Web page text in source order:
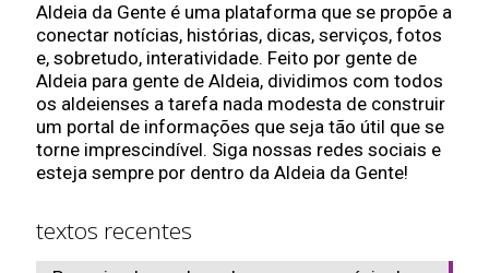
Aldeia da Gente é uma plataforma que se propõe a
conectar notícias, histórias, dicas, serviços, fotos
e, sobretudo, interatividade. Feito por gente de
Aldeia para gente de Aldeia, dividimos com todos
os aldeienses a tarefa nada modesta de construir
um portal de informações que seja tão útil que se
torne imprescindível. Siga nossas redes sociais e
esteja sempre por dentro da Aldeia da Gente!
textos recentes